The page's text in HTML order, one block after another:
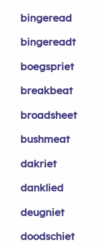
bingeread
bingereadt
boegspriet
breakbeat
broadsheet
bushmeat
dakriet
danklied
deugniet
doodschiet